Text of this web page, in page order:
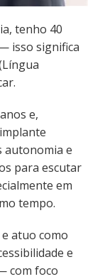
tenho 40
isso significa
e,
autonomia e
para escutar
em
tempo.
atuo como
e
com foco